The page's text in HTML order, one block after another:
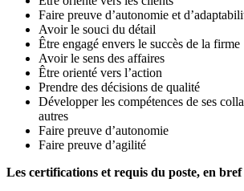
Faire preuve d’autonomie et
Avoir le souci du détail
Être engagé envers le succès de la firme
Avoir le sens des affaires
Être orienté vers l’action
Prendre des décisions de qualité
Développer les compétences de ses
autres
Faire preuve d’autonomie
Faire preuve d’agilité
Les certifications et requis du poste, en bref